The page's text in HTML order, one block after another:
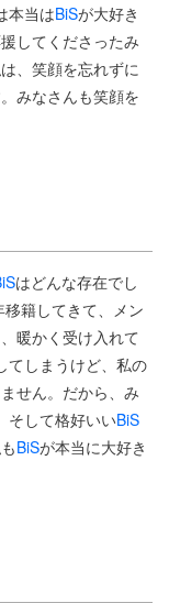
本当はBiSが大好き
してくださったみ
、笑顔を忘れずに
みなさんも笑顔を
はどんな存在でし
籍してきて、メン
暖かく受け入れて
てしまうけど、私の
せん。だから、み
、そして格好いいBiS
BiSが本当に大好き